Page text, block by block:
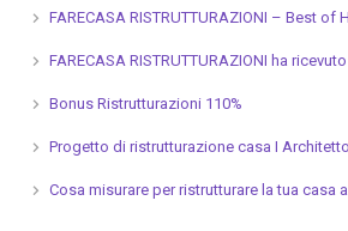
FARECASA RISTRUTTURAZIONI – Best of
FARECASA RISTRUTTURAZIONI ha
Bonus Ristrutturazioni 110%
Progetto di ristrutturazione casa I
Cosa misurare per ristrutturare la tua casa